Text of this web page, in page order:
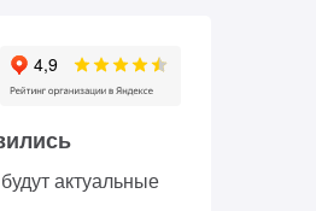
актуальные